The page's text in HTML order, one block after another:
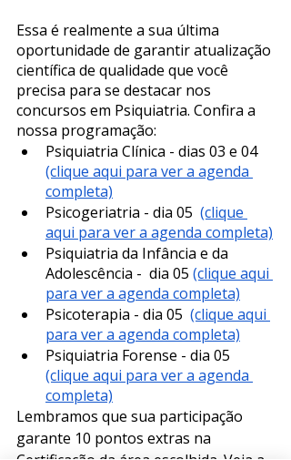
Essa é realmente a sua última
oportunidade de garantir atualização
científica de qualidade que você
precisa para se destacar nos
concursos em Psiquiatria. Confira a
nossa programação:
Psiquiatria Clínica - dias 03 e 04
(clique aqui para ver a agenda
completa)
Psicogeriatria - dia 05 (clique
aqui para ver a agenda completa)
Psiquiatria da Infância e da
Adolescência -  dia 05 (clique aqui
para ver a agenda completa)
Psicoterapia - dia 05 (clique aqui
para ver a agenda completa)
Psiquiatria Forense - dia 05
(clique aqui para ver a agenda
completa)
Lembramos que sua participação
garante 10 pontos extras na